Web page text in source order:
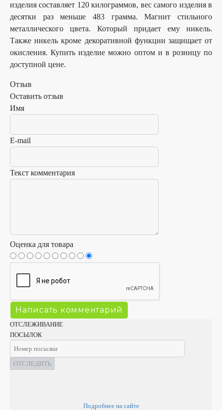
ОТСЛЕЖИВАНИЕ
ПОСЫЛОК
ОТСЛЕДИТЬ
Подробнее на сайте
изделия составляет 120 килограммов, вес самого изделия в
десятки раз меньше 483 грамма. Магнит стильного
металлического цвета. Который придает ему никель.
Также никель кроме декоративной функции защищает от
окисления. Купить изделие можно оптом и в розницу по
доступной цене.
Отзыв
Оставить отзыв
Имя
E-mail
Текст комментария
Оценка для товара